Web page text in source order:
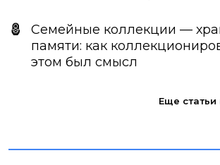
Семейные коллекции —
памяти: как
этом был смысл
Еще статьи